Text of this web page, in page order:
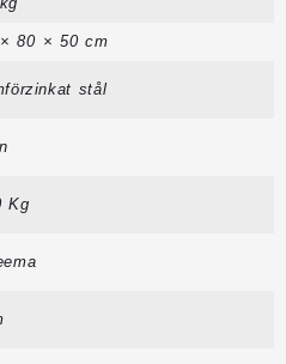
80 × 50 cm
stål
Kg